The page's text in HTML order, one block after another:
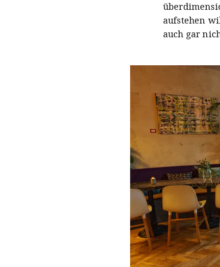
aufstehen
auch gar